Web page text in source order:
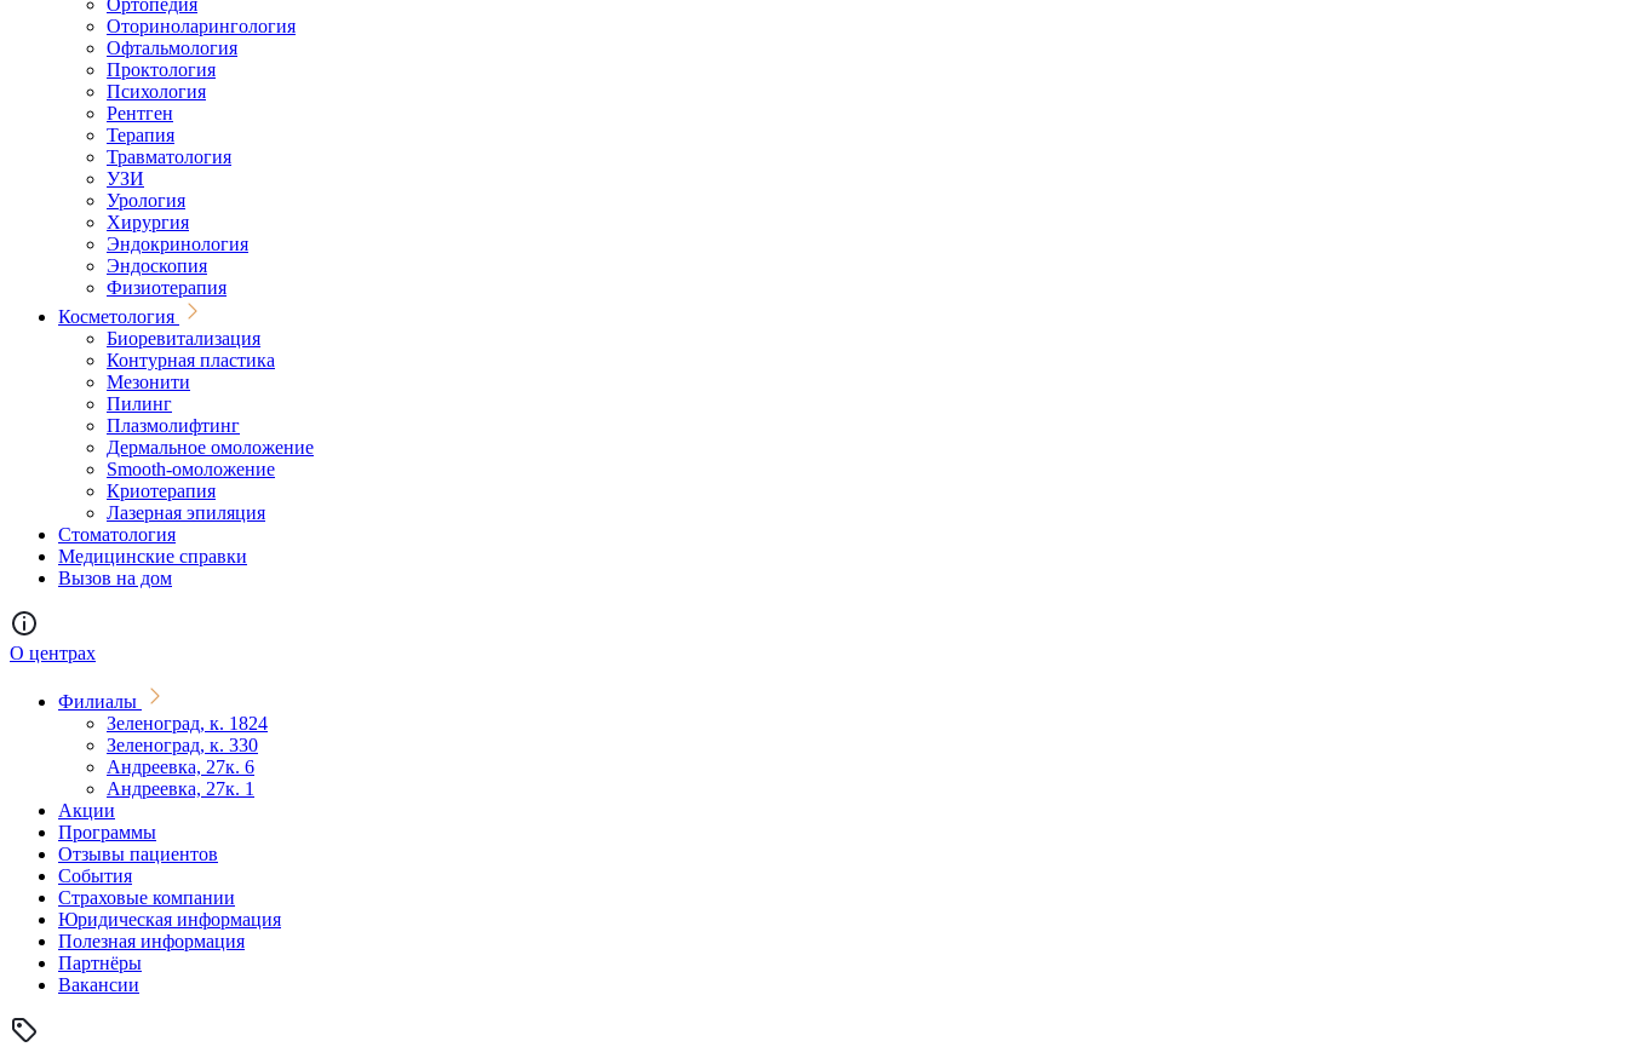
Ортопедия
Оториноларингология
Офтальмология
Проктология
Психология
Рентген
Терапия
Травматология
УЗИ
Урология
Хирургия
Эндокринология
Эндоскопия
Физиотерапия
Косметология
Биоревитализация
Контурная пластика
Мезонити
Пилинг
Плазмолифтинг
Дермальное омоложение
Smooth-омоложение
Криотерапия
Лазерная эпиляция
Стоматология
Медицинские справки
Вызов на дом
О центрах
Филиалы
Зеленоград, к. 1824
Зеленоград, к. 330
Андреевка, 27к. 6
Андреевка, 27к. 1
Акции
Программы
Отзывы пациентов
События
Страховые компании
Юридическая информация
Полезная информация
Партнёры
Вакансии